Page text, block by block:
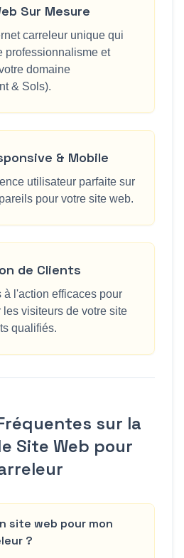
Sur Mesure
carreleur unique qui
professionnalisme et
domaine
& Sols).
& Mobile
utilisateur parfaite sur
pour votre site web.
de Clients
à l'action efficaces pour
les visiteurs de votre site
qualifiés.
sur la
Site Web pour
site web pour mon
?